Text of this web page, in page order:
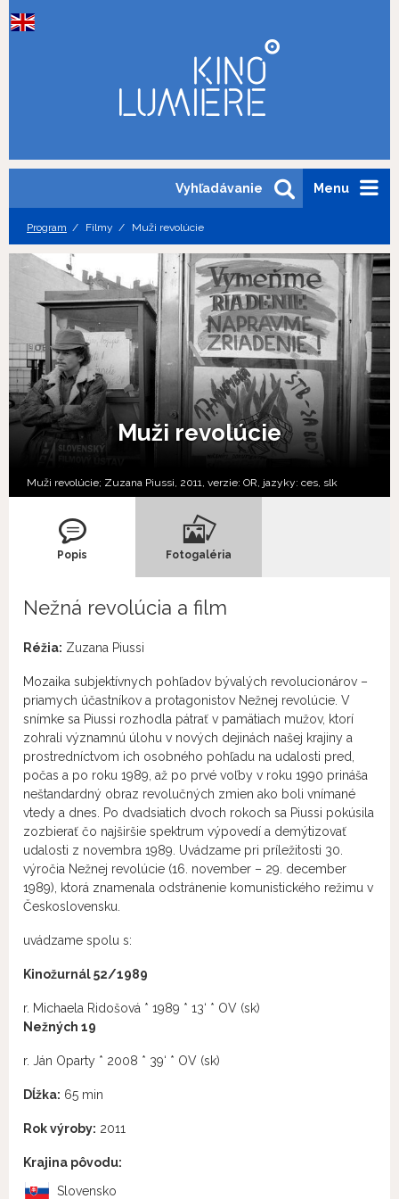
Menu
Vyhľadávanie
Program Filmy Muži revolúcie
Muži revolúcie
Muži revolúcie; Zuzana Piussi, 2011, verzie: OR, jazyky: ces slk
Popis Fotogaléria
Nežná revolúcia a film
Réžia: Zuzana Piussi
Mozaika subjektívnych pohľadov bývalých revolucionárov –
priamych účastníkov a protagonistov Nežnej revolúcie. V
snímke sa Piussi rozhodla pátrať v pamätiach mužov, ktorí
zohrali významnú úlohu v nových dejinách našej krajiny a
prostredníctvom ich osobného pohľadu na udalosti pred,
počas a po roku 1989, až po prvé voľby v roku 1990 prináša
neštandardný obraz revolučných zmien ako boli vnímané
vtedy a dnes. Po dvadsiatich dvoch rokoch sa Piussi pokúsila
zozbierať čo najširšie spektrum výpovedí a demýtizovať
udalosti z novembra 1989. Uvádzame pri príležitosti 30.
výročia Nežnej revolúcie (16. november – 29. december
1989), ktorá znamenala odstránenie komunistického režimu v
Československu.
uvádzame spolu s:
Kinožurnál 52/1989
r. Michaela Ridošová * 1989 * 13‘ * OV (sk)
Nežných 19
r. Ján Oparty * 2008 * 39‘ * OV (sk)
Dĺžka: 65 min
Rok výroby: 2011
Krajina pôvodu:
Slovensko